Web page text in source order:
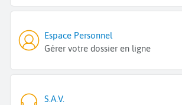
Espace Personnel
Gérer votre dossier en ligne
S.A.V.